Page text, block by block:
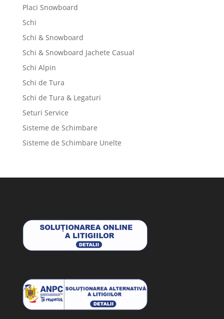
Placi Snowboard
Schi
Schi & Snowboard
Schi & Snowboard Jachete Casual
Schi Alpin
Schi de Tura
Schi de Tura & Legaturi
Seturi Service
Sisteme de Schimbare
Sisteme de Schimbare Unelte